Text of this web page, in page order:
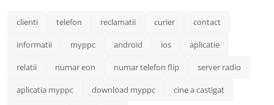
clienti telefon reclamatii curier contact
informatii myppc android ios aplicatie
relatii numar eon numar telefon flip server radio
aplicatia myppc download myppc cine a castigat